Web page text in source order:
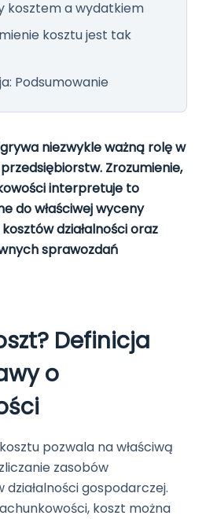
kosztem a wydatkiem
kosztu jest tak
Podsumowanie
niezwykle ważną rolę w
Zrozumienie,
interpretuje to
do właściwej wyceny
działalności oraz
sprawozdań
Definicja
o
pozwala na właściwą
zasobów
gospodarczej.
koszt można